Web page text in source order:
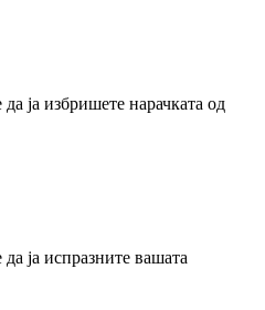
ја избришете нарачката од
ја испразните вашата